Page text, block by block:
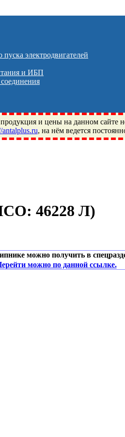
пуска электродвигателей
и ИБП
и цены на данном сайте
antalplus.ru, на нём ведется
Пушкино, Королёв,
CRAFT, СПЗ-4, NECTECH,
46228 Л)
можно получить в
можно по данной ссылке.